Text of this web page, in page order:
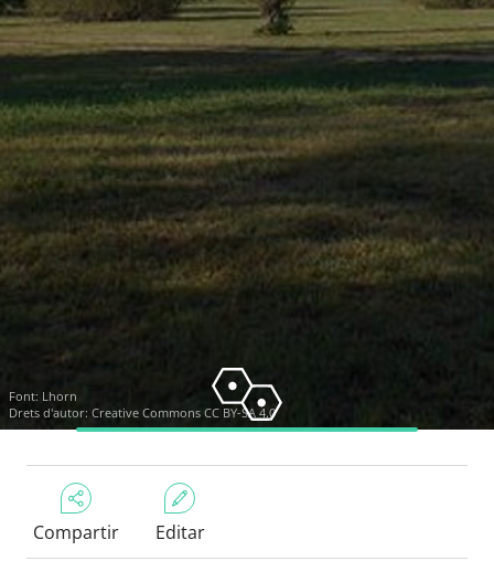
Font: Lhorn
Drets d'autor: Creative Commons CC BY-SA 4.0
Compartir Editar